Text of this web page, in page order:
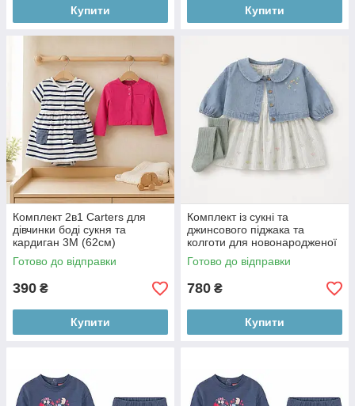
Купити Купити
Комплект 2в1 Carters для
дівчинки боді сукня та
кардиган 3М (62см)
Готово до відправки
390 ₴
Купити
Комплект із сукні та
джинсового піджака та
колготи для новонародженої
дівчинки
Готово до відправки
780 ₴
Купити